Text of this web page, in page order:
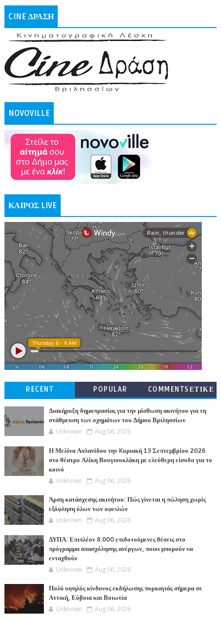
CINE ΔΡΑΣΗ
NOVOVILLE
ΚΑΙΡΟΣ LIVE
RECENT POPULAR
COMMENTSΕΤΙΚΕ
Διακήρυξη δημοπρασίας για την μίσθωση ακινήτου για τη
στάθμευση των οχημάτων του Δήμου Βριλησσίων
Unknown Aug 06, 2026
Η Μελίνα Ασλανίδου την Kυριακή 13 Σεπτεμβρίου 2026
στο θέατρο Αλίκη Βουγιουκλάκη με ελεύθερη είσοδο για το
κοινό
Unknown Aug 06, 2026
Άρση κατάσχεσης ακινήτου: Πώς γίνεται η πώληση χωρίς
εξόφληση όλων των οφειλών
Unknown Aug 06, 2026
ΔΥΠΑ: Επιπλέον 8.000 επιδοτούμενες θέσεις στο
πρόγραμμα απασχόλησης ανέργων, ποιοι μπορούν να
ενταχθούν
Unknown Aug 06, 2026
Πολύ υψηλός κίνδυνος εκδήλωσης πυρκαγιάς σήμερα σε
Αττική, Εύβοια και Βοιωτία
Unknown Aug 06, 2026